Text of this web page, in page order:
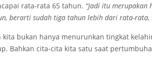
rata-rata 65 tahun. “Jadi itu merupakan
berarti sudah tiga tahun lebih dari rata-rata,
kita bukan hanya menurunkan tingkat
Bahkan cita-cita kita satu saat